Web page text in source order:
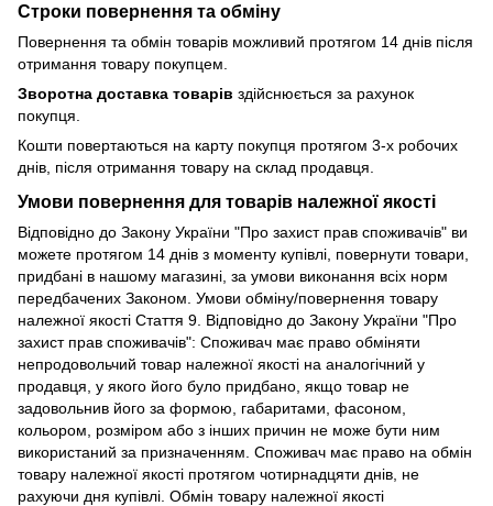
Строки повернення та обміну
Повернення та обмін товарів можливий протягом 14 днів після
отримання товару покупцем.
Зворотна доставка товарів здійснюється за рахунок
покупця.
Кошти повертаються на карту покупця протягом 3-х робочих
днів, після отримання товару на склад продавця.
Умови повернення для товарів належної якості
Відповідно до Закону України "Про захист прав споживачів" ви
можете протягом 14 днів з моменту купівлі, повернути товари,
придбані в нашому магазині, за умови виконання всіх норм
передбачених Законом. Умови обміну/повернення товару
належної якості Стаття 9. Відповідно до Закону України "Про
захист прав споживачів": Споживач має право обміняти
непродовольчий товар належної якості на аналогічний у
продавця, у якого його було придбано, якщо товар не
задовольнив його за формою, габаритами, фасоном,
кольором, розміром або з інших причин не може бути ним
використаний за призначенням. Споживач має право на обмін
товару належної якості протягом чотирнадцяти днів, не
рахуючи дня купівлі. Обмін товару належної якості